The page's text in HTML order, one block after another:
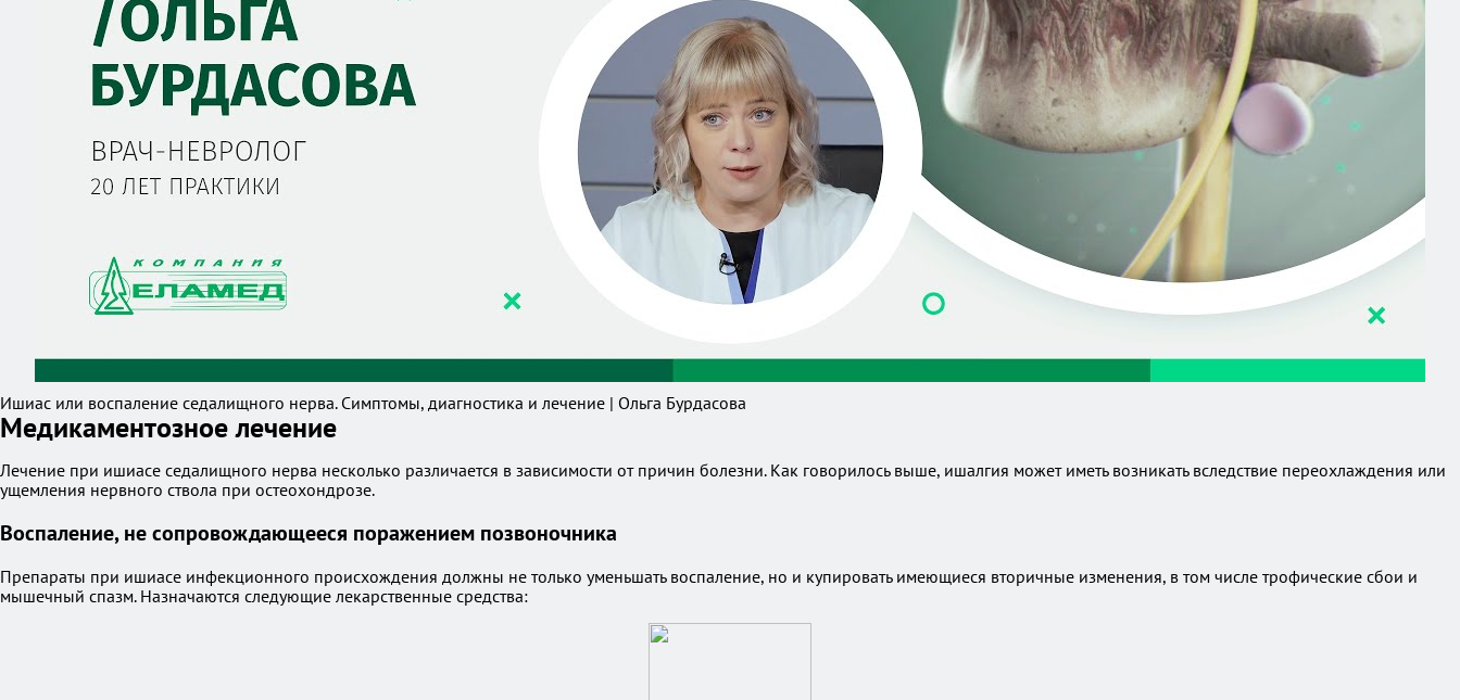
Ишиас или воспаление седалищного нерва. Симптомы, диагностика и лечение | Ольга Бурдасова
Медикаментозное лечение
Лечение при ишиасе седалищного нерва несколько различается в зависимости от причин болезни. Как говорилось выше, ишалгия может иметь возникать вследствие переохлаждения или
ущемления нервного ствола при остеохондрозе.
Воспаление, не сопровождающееся поражением позвоночника
Препараты при ишиасе инфекционного происхождения должны не только уменьшать воспаление, но и купировать имеющиеся вторичные изменения, в том числе трофические сбои и
мышечный спазм. Назначаются следующие лекарственные средства: